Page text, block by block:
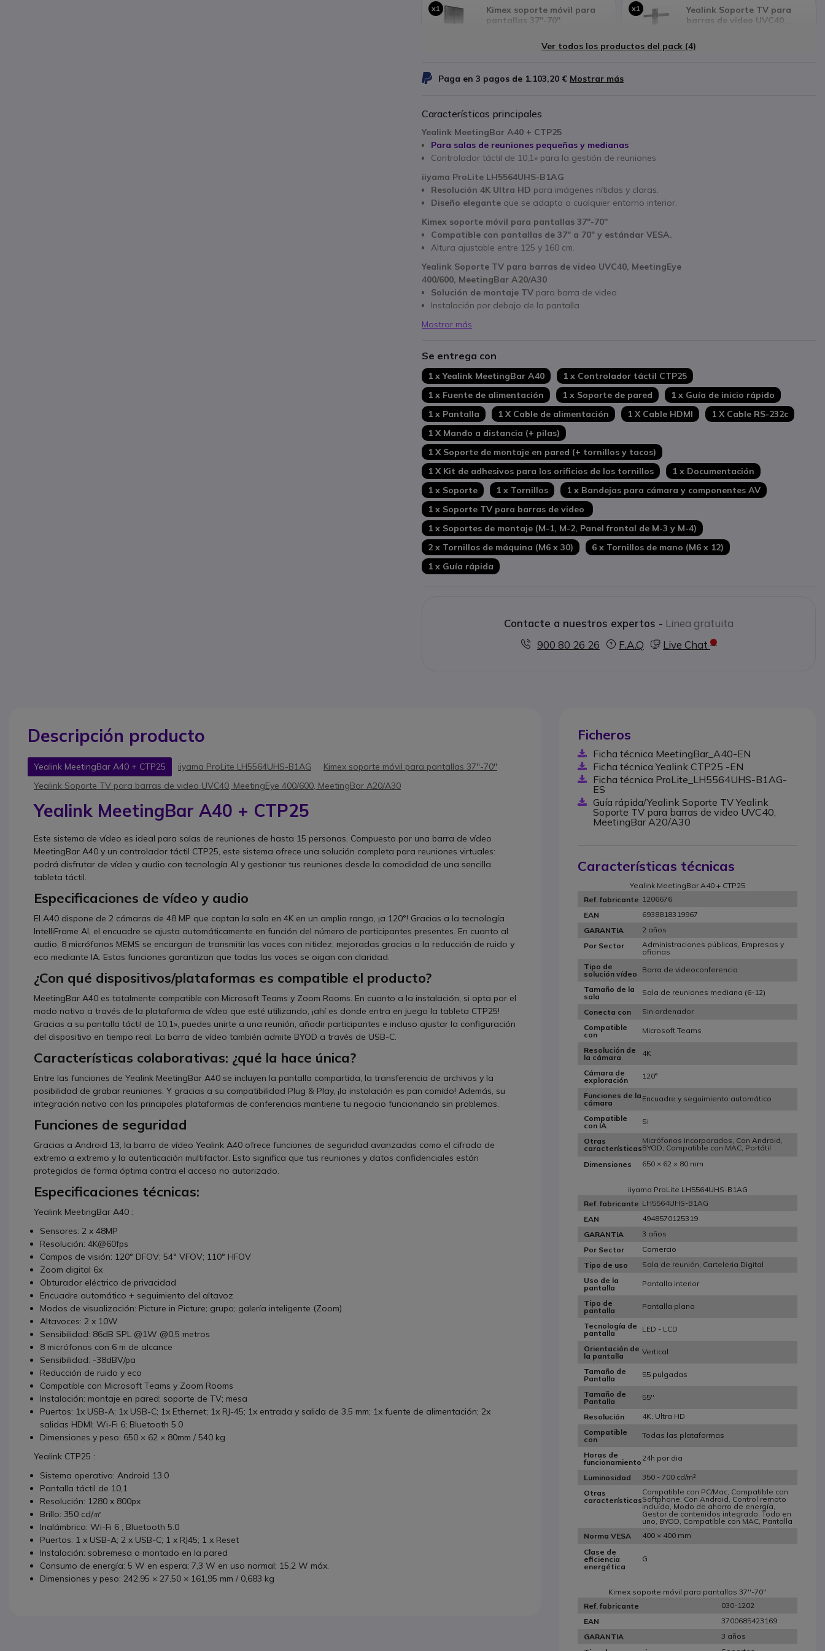
x1
Kimex soporte móvil para
pantallas 37''-70''
x1
Yealink Soporte TV para
barras de video UVC40,
MeetingBar A20/A30
Ver todos los productos del pack (4)
Paga en 3 pagos de 1.103,20 € Mostrar más
Características principales
Yealink MeetingBar A40 + CTP25
Para salas de reuniones pequeñas y medianas
Controlador táctil de 10,1» para la gestión de reuniones
iiyama ProLite LH5564UHS-B1AG
Resolución 4K Ultra HD para imágenes nítidas y claras.
Diseño elegante que se adapta a cualquier entorno interior.
Kimex soporte móvil para pantallas 37''-70''
Compatible con pantallas de 37" a 70" y estándar VESA.
Altura ajustable entre 125 y 160 cm.
Yealink Soporte TV para barras de video UVC40, MeetingEye
400/600, MeetingBar A20/A30
Solución de montaje TV para barra de video
Instalación por debajo de la pantalla
Mostrar más
Se entrega con
1 x Yealink MeetingBar A40
1 x Controlador táctil CTP25
1 x Fuente de alimentación
1 x Soporte de pared
1 x Guía de inicio rápido
1 x Pantalla
1 X Cable de alimentación 1 X Cable HDMI
1 X Cable RS-232c
1 X Mando a distancia (+ pilas)
1 X Soporte de montaje en pared (+ tornillos y tacos)
1 X Kit de adhesivos para los orificios de los tornillos
1 x Documentación
1 x Soporte
1 x Tornillos
1 x Bandejas para cámara y componentes AV
1 x Soporte TV para barras de video
1 x Soportes de montaje (M-1, M-2, Panel frontal de M-3 y M-4)
2 x Tornillos de máquina (M6 x 30)
6 x Tornillos de mano (M6 x 12)
1 x Guía rápida
Contacte a nuestros expertos - Linea gratuita
900 80 26 26
F.A.Q Live Chat
Descripción producto
Yealink MeetingBar A40 + CTP25 iiyama ProLite LH5564UHS-B1AG
Kimex soporte móvil para pantallas 37''-70''
Yealink Soporte TV para barras de video UVC40, MeetingEye 400/600, MeetingBar A20/A30
Yealink MeetingBar A40 + CTP25
Este sistema de vídeo es ideal para salas de reuniones de hasta 15 personas. Compuesto por una barra de vídeo
MeetingBar A40 y un controlador táctil CTP25, este sistema ofrece una solución completa para reuniones virtuales:
podrá disfrutar de vídeo y audio con tecnología AI y gestionar tus reuniones desde la comodidad de una sencilla
tableta táctil.
Especificaciones de vídeo y audio
El A40 dispone de 2 cámaras de 48 MP que captan la sala en 4K en un amplio rango, ¡a 120°! Gracias a la tecnología
IntelliFrame AI, el encuadre se ajusta automáticamente en función del número de participantes presentes. En cuanto al
audio, 8 micrófonos MEMS se encargan de transmitir las voces con nitidez, mejoradas gracias a la reducción de ruido y
eco mediante IA. Estas funciones garantizan que todas las voces se oigan con claridad.
¿Con qué dispositivos/plataformas es compatible el producto?
MeetingBar A40 es totalmente compatible con Microsoft Teams y Zoom Rooms. En cuanto a la instalación, si opta por el
modo nativo a través de la plataforma de vídeo que esté utilizando, ¡ahí es donde entra en juego la tableta CTP25!
Gracias a su pantalla táctil de 10,1», puedes unirte a una reunión, añadir participantes e incluso ajustar la configuración
del dispositivo en tiempo real. La barra de vídeo también admite BYOD a través de USB-C.
Características colaborativas: ¿qué la hace única?
Entre las funciones de Yealink MeetingBar A40 se incluyen la pantalla compartida, la transferencia de archivos y la
posibilidad de grabar reuniones. Y gracias a su compatibilidad Plug & Play, ¡la instalación es pan comido! Además, su
integración nativa con las principales plataformas de conferencias mantiene tu negocio funcionando sin problemas.
Funciones de seguridad
Gracias a Android 13, la barra de vídeo Yealink A40 ofrece funciones de seguridad avanzadas como el cifrado de
extremo a extremo y la autenticación multifactor. Esto significa que tus reuniones y datos confidenciales están
protegidos de forma óptima contra el acceso no autorizado.
Especificaciones técnicas:
Yealink MeetingBar A40 :
Sensores: 2 x 48MP
Resolución: 4K@60fps
Campos de visión: 120° DFOV; 54° VFOV; 110° HFOV
Zoom digital 6x
Obturador eléctrico de privacidad
Encuadre automático + seguimiento del altavoz
Modos de visualización: Picture in Picture; grupo; galería inteligente (Zoom)
Altavoces: 2 x 10W
Sensibilidad: 86dB SPL @1W @0,5 metros
8 micrófonos con 6 m de alcance
Sensibilidad: -38dBV/pa
Reducción de ruido y eco
Compatible con Microsoft Teams y Zoom Rooms
Instalación: montaje en pared; soporte de TV; mesa
Puertos: 1x USB-A; 1x USB-C; 1x Ethernet; 1x RJ-45; 1x entrada y salida de 3,5 mm; 1x fuente de alimentación; 2x
salidas HDMI; Wi-Fi 6; Bluetooth 5.0
Dimensiones y peso: 650 × 62 × 80mm / 540 kg
Yealink CTP25 :
Sistema operativo: Android 13.0
Pantalla táctil de 10,1
Resolución: 1280 x 800px
Brillo: 350 cd/㎡
Inalámbrico: Wi-Fi 6 ; Bluetooth 5.0
Puertos: 1 x USB-A; 2 x USB-C; 1 x RJ45; 1 x Reset
Instalación: sobremesa o montado en la pared
Consumo de energía: 5 W en espera; 7,3 W en uso normal; 15,2 W máx.
Dimensiones y peso: 242,95 × 27,50 × 161,95 mm / 0,683 kg
Ficheros
Ficha técnica MeetingBar_A40-EN
Ficha técnica Yealink CTP25 -EN
Ficha técnica ProLite_LH5564UHS-B1AG-
ES
Guía rápida/Yealink Soporte TV Yealink
Soporte TV para barras de video UVC40,
MeetingBar A20/A30
Características técnicas
Yealink MeetingBar A40 + CTP25
Ref. fabricante 1206676
EAN
6938818319967
GARANTIA
2 años
Por Sector
Administraciones públicas, Empresas y
oficinas
Tipo de
solución vídeo
Barra de videoconferencia
Tamaño de la
sala
Sala de reuniones mediana (6-12)
Conecta con
Sin ordenador
Compatible
con
Microsoft Teams
Resolución de
la cámara
4K
Cámara de
exploración
120°
Funciones de la
cámara
Encuadre y seguimiento automático
Compatible
con IA
Si
Otras
características
Micrófonos incorporados, Con Android,
BYOD, Compatible con MAC, Portátil
Dimensiones
650 × 62 × 80 mm
iiyama ProLite LH5564UHS-B1AG
Ref. fabricante LH5564UHS-B1AG
EAN
4948570125319
GARANTIA
3 años
Por Sector
Comercio
Tipo de uso
Sala de reunión, Carteleria Digital
Uso de la
pantalla
Pantalla interior
Tipo de
pantalla
Pantalla plana
Tecnología de
pantalla
LED - LCD
Orientación de
la pantalla
Vertical
Tamaño de
Pantalla
55 pulgadas
Tamaño de
Pantalla
55''
Resolución
4K, Ultra HD
Compatible
con
Todas las plataformas
Horas de
funcionamiento 24h por dia
Luminosidad
350 - 700 cd/m²
Otras
características
Compatible con PC/Mac, Compatible con
Softphone, Con Android, Control remoto
incluído, Modo de ahorro de energía,
Gestor de contenidos integrado, Todo en
uno, BYOD, Compatible con MAC, Pantalla
Norma VESA
400 × 400 mm
Clase de
eficiencia
energética
G
Kimex soporte móvil para pantallas 37''-70''
Ref. fabricante
030-1202
EAN
3700685423169
GARANTIA
3 años